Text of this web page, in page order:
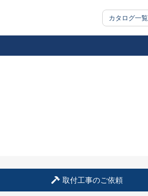
カタログ一覧
取付工事のご依頼